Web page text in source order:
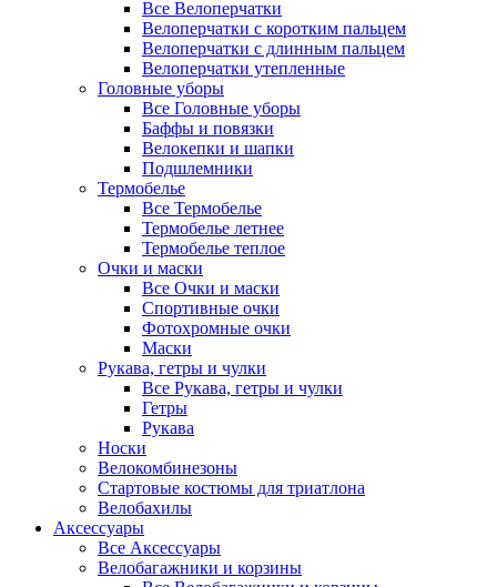
Все Велоперчатки
Велоперчатки с коротким пальцем
Велоперчатки с длинным пальцем
Велоперчатки утепленные
Головные уборы
Все Головные уборы
Баффы и повязки
Велокепки и шапки
Подшлемники
Термобелье
Все Термобелье
Термобелье летнее
Термобелье теплое
Очки и маски
Все Очки и маски
Спортивные очки
Фотохромные очки
Маски
Рукава, гетры и чулки
Все Рукава, гетры и чулки
Гетры
Рукава
Носки
Велокомбинезоны
Стартовые костюмы для триатлона
Велобахилы
Аксессуары
Все Аксессуары
Велобагажники и корзины